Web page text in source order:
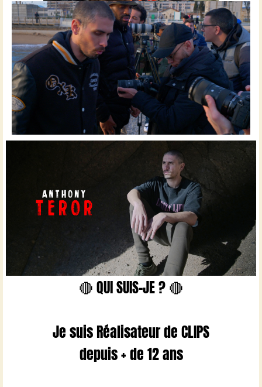
🔴 QUI SUIS-JE ? 🔴
Je suis Réalisateur de CLIPS
depuis + de 12 ans